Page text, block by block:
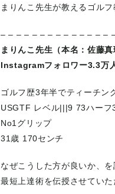
まりんこ先生が教えるゴルフ
– – – – – – – – – – – – – –
まりんこ先生（本名：佐藤真
Instagramフォロワー3.3万
ゴルフ歴3年半でティーチン
USGTF レベル|||9 73ハーフ
No1グリップ
31歳 170センチ
なぜこうした方が良いか、
最短上達術を伝授させていた